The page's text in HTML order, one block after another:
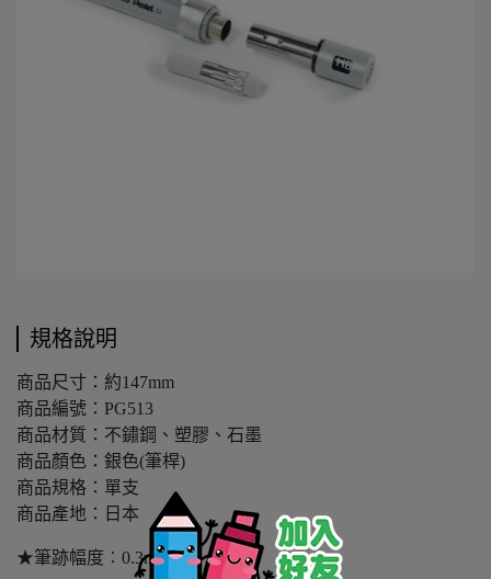
規格說明
商品尺寸：約147mm
商品編號：PG513
商品材質：不鏽鋼、塑膠、石墨
商品顏色：銀色(筆桿)
商品規格：單支
商品產地：日本
★筆跡幅度︰0.3mm